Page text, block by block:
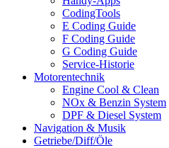
CodingTools
E Coding Guide
F Coding Guide
G Coding Guide
Service-Historie
Motorentechnik
Engine Cool & Clean
NOx & Benzin System
DPF & Diesel System
Navigation & Musik
Getriebe/Diff/Öle